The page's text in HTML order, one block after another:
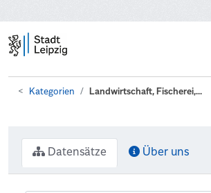
Kategorien Landwirtschaft, Fischerei,...
Datensätze Über uns